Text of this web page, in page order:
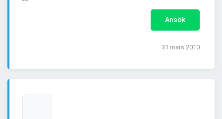
Ansök
31 mars 2010